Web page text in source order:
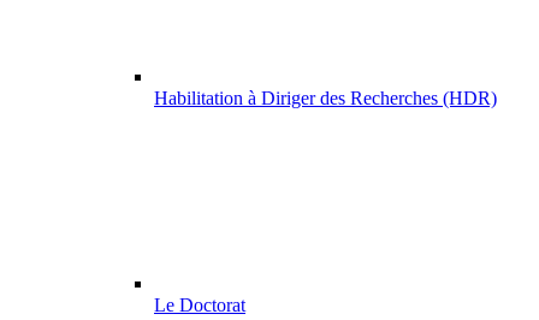
Habilitation à Diriger des Recherches (HDR)
Le Doctorat